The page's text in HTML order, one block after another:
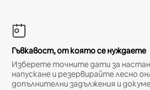
Гъвкавост, от която се нуждаете
Изберете точните дати за
напускане и резервирайте лесно
допълнителни задължения и